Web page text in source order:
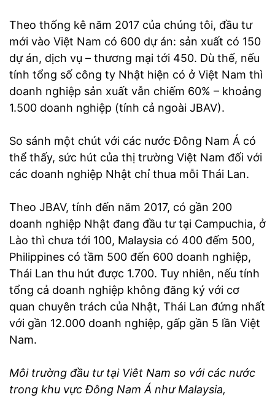
Theo thống kê năm 2017 của chúng tôi, đầu tư
mới vào Việt Nam có 600 dự án: sản xuất có 150
dự án, dịch vụ – thương mại tới 450. Dù thế, nếu
tính tổng số công ty Nhật hiện có ở Việt Nam thì
doanh nghiệp sản xuất vẫn chiếm 60% – khoảng
1.500 doanh nghiệp (tính cả ngoài JBAV).
So sánh một chút với các nước Đông Nam Á có
thể thấy, sức hút của thị trường Việt Nam đối với
các doanh nghiệp Nhật chỉ thua mỗi Thái Lan.
Theo JBAV, tính đến năm 2017, có gần 200
doanh nghiệp Nhật đang đầu tư tại Campuchia, ở
Lào thì chưa tới 100, Malaysia có 400 đếm 500,
Philippines có tầm 500 đến 600 doanh nghiệp,
Thái Lan thu hút được 1.700. Tuy nhiên, nếu tính
tổng cả doanh nghiệp không đăng ký với cơ
quan chuyên trách của Nhật, Thái Lan đứng nhất
với gần 12.000 doanh nghiệp, gấp gần 5 lần Việt
Nam.
Môi trường đầu tư tại Viêt Nam so với các nước
trong khu vực Đông Nam Á như Malaysia,